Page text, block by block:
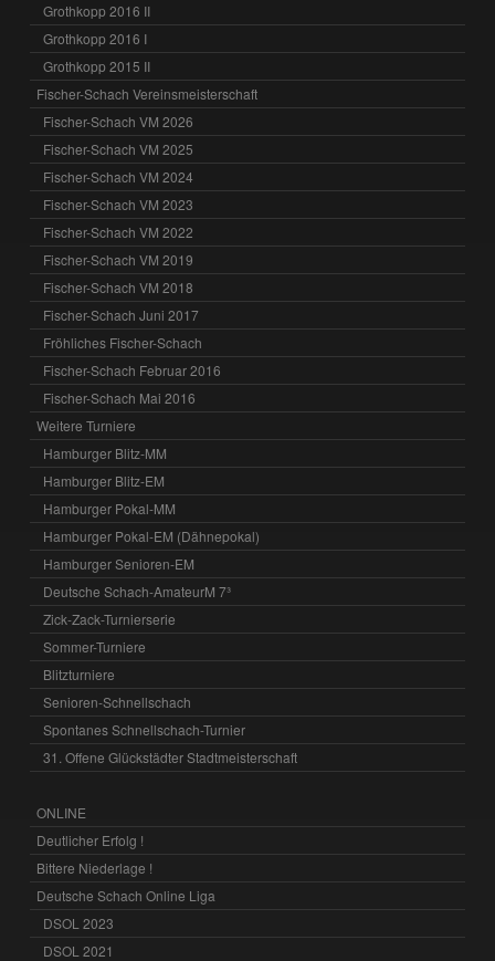
Grothkopp 2016 II
Grothkopp 2016 I
Grothkopp 2015 II
Fischer-Schach Vereinsmeisterschaft
Fischer-Schach VM 2026
Fischer-Schach VM 2025
Fischer-Schach VM 2024
Fischer-Schach VM 2023
Fischer-Schach VM 2022
Fischer-Schach VM 2019
Fischer-Schach VM 2018
Fischer-Schach Juni 2017
Fröhliches Fischer-Schach
Fischer-Schach Februar 2016
Fischer-Schach Mai 2016
Weitere Turniere
Hamburger Blitz-MM
Hamburger Blitz-EM
Hamburger Pokal-MM
Hamburger Pokal-EM (Dähnepokal)
Hamburger Senioren-EM
Deutsche Schach-AmateurM 7³
Zick-Zack-Turnierserie
Sommer-Turniere
Blitzturniere
Senioren-Schnellschach
Spontanes Schnellschach-Turnier
31. Offene Glückstädter Stadtmeisterschaft
ONLINE
Deutlicher Erfolg !
Bittere Niederlage !
Deutsche Schach Online Liga
DSOL 2023
DSOL 2021